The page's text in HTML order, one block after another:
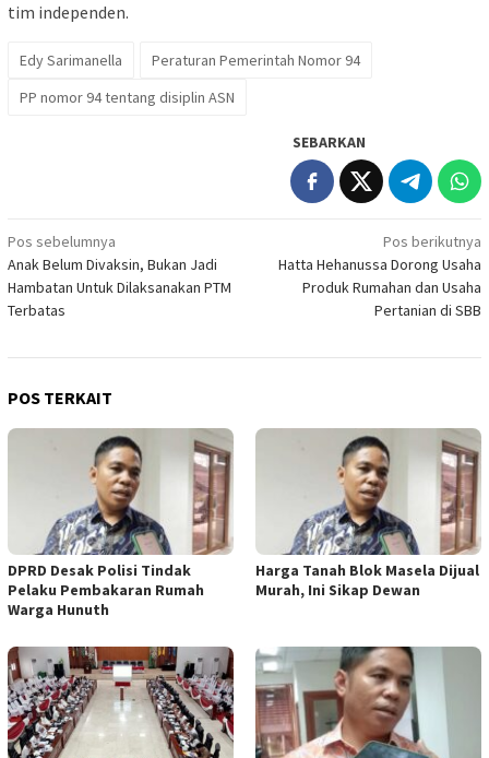
tim independen.
Edy Sarimanella
Peraturan Pemerintah Nomor 94
PP nomor 94 tentang disiplin ASN
SEBARKAN
Navigasi
pos
Pos sebelumnya
Anak Belum Divaksin, Bukan Jadi
Hambatan Untuk Dilaksanakan PTM
Terbatas
Pos berikutnya
Hatta Hehanussa Dorong Usaha
Produk Rumahan dan Usaha
Pertanian di SBB
POS TERKAIT
DPRD Desak Polisi Tindak
Pelaku Pembakaran Rumah
Warga Hunuth
Harga Tanah Blok Masela Dijual
Murah, Ini Sikap Dewan